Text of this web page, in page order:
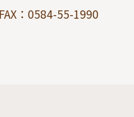
： 0584-55-1990